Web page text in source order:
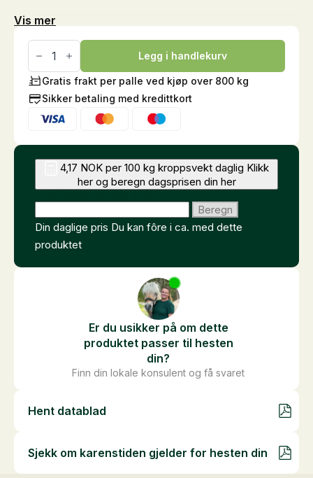
Vis mer
Hesta
Plus
Mangan,
1
kg
antall
Legg i handlekurv
Gratis frakt per palle ved kjøp over 800 kg
Sikker betaling med kredittkort
4,17 NOK per 100 kg kroppsvekt daglig Klikk
her og beregn dagsprisen din her
Beregn
Din daglige pris Du kan fôre i ca. med dette
produktet
Er du usikker på om dette
produktet passer til hesten
din?
Finn din lokale konsulent og få svaret
Hent datablad
Sjekk om karenstiden gjelder for hesten din